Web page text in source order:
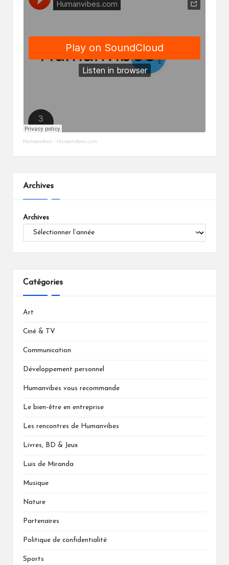
Humanvibes · Humanvibes.com
Archives
Archives
Catégories
Art
Ciné & TV
Communication
Développement personnel
Humanvibes vous recommande
Le bien-être en entreprise
Les rencontres de Humanvibes
Livres, BD & Jeux
Luis de Miranda
Musique
Nature
Partenaires
Politique de confidentialité
Sports